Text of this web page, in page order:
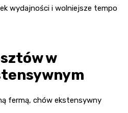
wydajności i wolniejsze tempo
w
fermą, chów ekstensywny